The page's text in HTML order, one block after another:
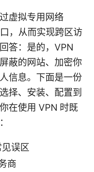
虚拟专用网络
，从而实现跨区访
答：是的，VPN
蔽的网站、加密你
信息。下面是一份
择、安装、配置到
在使用 VPN 时既
误区
商